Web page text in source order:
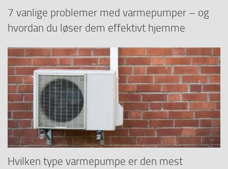
7 vanlige problemer med varmepumper – og
hvordan du løser dem effektivt hjemme
Hvilken type varmepumpe er den mest